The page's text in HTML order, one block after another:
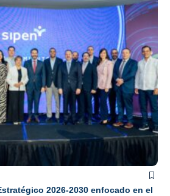
2026-2030 enfocado en el